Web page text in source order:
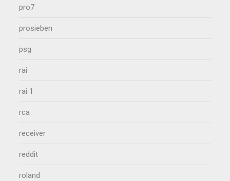
pro7
prosieben
psg
rai
rai 1
rca
receiver
reddit
roland